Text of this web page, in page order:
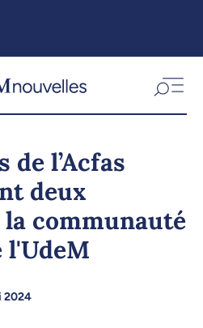
de l’Acfas
deux
communauté
l'UdeM
2024